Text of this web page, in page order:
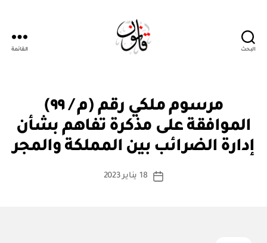
البحث القائمة
التصنيفات
مل
مرسوم ملكي رقم (م / ٩٩)
الموافقة على مذكرة تفاهم بشأن
إدارة الضرائب بين المملكة والمجر
كاتب
بو
س
ة
تاريخ
18 يناير 2023